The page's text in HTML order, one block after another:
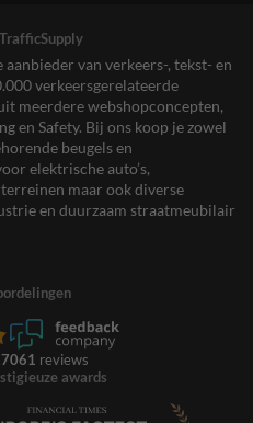
van verkeers-, tekst- en
verkeersgerelateerde
meerdere webshopconcepten,
en Safety. Bij ons koop je zowel
beugels en
elektrische auto’s,
maar ook diverse
en duurzaam straatmeubilair
7061 reviews
awards